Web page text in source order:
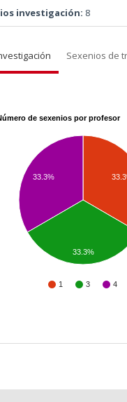
investigación: 8
Sexenios de
de sexenios por profesor
1 3 4
33.3%
33.3%